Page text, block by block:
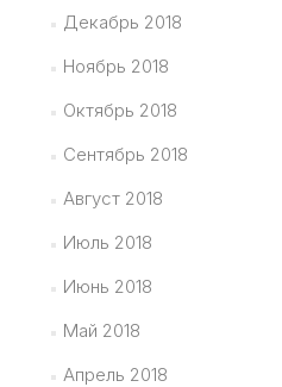
Декабрь 2018
Ноябрь 2018
Октябрь 2018
Сентябрь 2018
Август 2018
Июль 2018
Июнь 2018
Май 2018
Апрель 2018